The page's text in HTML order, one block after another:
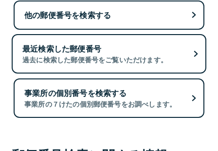
他の郵便番号を検索する
最近検索した郵便番号
過去に検索した郵便番号をご覧いただけます。
事業所の個別番号を検索する
事業所の７けたの個別郵便番号をお調べします。